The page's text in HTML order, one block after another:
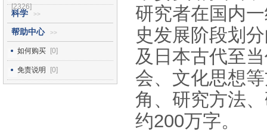
[2326]
科学 >>
帮助中心 >>
如何购买 [0]
免责说明 [0]
研究者在国内
史发展阶段划
及日本古代至
会、文化思想
角、研究方法
约200万字。